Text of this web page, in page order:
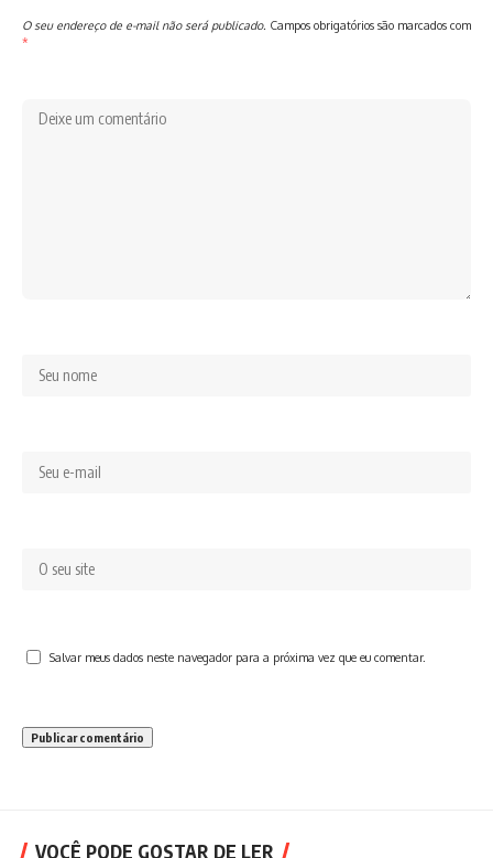
O seu endereço de e-mail não será publicado. Campos obrigatórios são marcados com
*
Salvar meus dados neste navegador para a próxima vez que eu comentar.
VOCÊ PODE GOSTAR DE LER